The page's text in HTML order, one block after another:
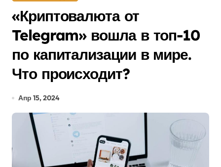
«Криптовалюта от
Telegram» вошла в топ-10
по капитализации в мире.
Что происходит?
Апр 15, 2024